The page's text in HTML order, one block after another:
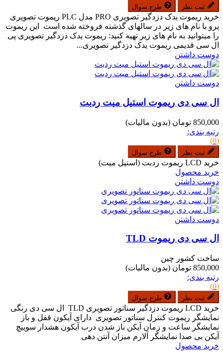
ثبت نظر طرح سوال
خرید ریموت یدک دزدگیر تصویری PRO مدل PLC ریموت تصویری
پرو با نام های زیر در سالهای گذشته فروخته شده است این ریموت
را میتوانید به نام های زیر تهیه کنید: ریموت یدک دزدگیر تصویری پی
ال سی قدیمی ریموت یدک دزدگیر تصویری...
دوست داشتن
دوست داشتن
ال سی دی ریموت استیل میت ردبت
850,000 تومان
(بدون مالیات)
رتبه بندی:
(0)
ثبت نظر طرح سوال
خرید LCD ریموت ردبت (استیل میت)
خرید محصول
دوست داشتن
دوست داشتن
ال سی دی ریموت TLD
ساخت کشور چین
850,000 تومان
(بدون مالیات)
رتبه بندی:
(0)
ثبت نظر طرح سوال
خرید LCD ریموت دزدگیر سناتور تصویری TLD ال سی دی رنگی
نمایشگر ریموت کنترل سناتور تصویری دارای آیکون قفل و باز
نمایشگر ساعت و زمان آیکن باز شدن درب آیکون هشدار سوییچ
آیکن بی صدا نمایشگر آلارم میزان آنتن دهی
خرید محصول